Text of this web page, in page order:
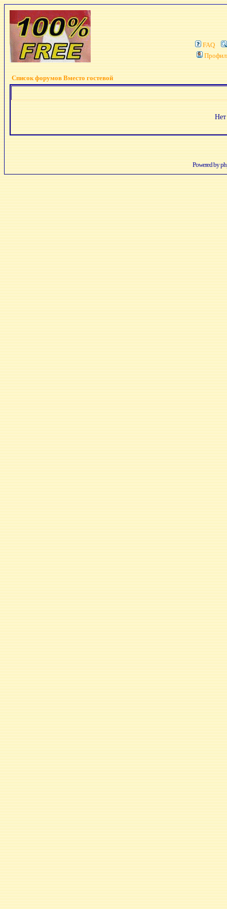
FAQ
Список форумов Вместо гостевой
Powered by